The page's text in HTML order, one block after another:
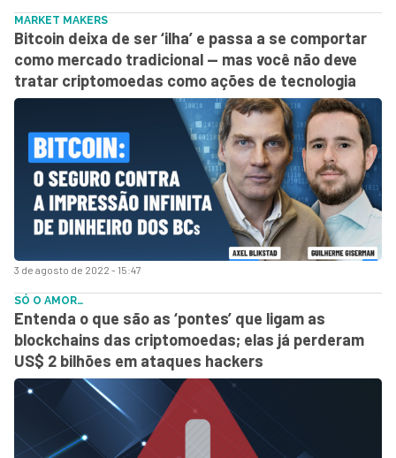
3 de agosto de 2022 - 15:47
MARKET MAKERS
Bitcoin deixa de ser ‘ilha’ e passa a se comportar
como mercado tradicional — mas você não deve
tratar criptomoedas como ações de tecnologia
SÓ O AMOR…
Entenda o que são as ‘pontes’ que ligam as
blockchains das criptomoedas; elas já perderam
US$ 2 bilhões em ataques hackers